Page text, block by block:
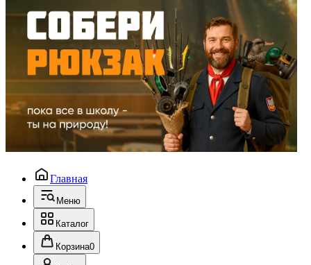
Главная
Меню
Каталог
Корзина0